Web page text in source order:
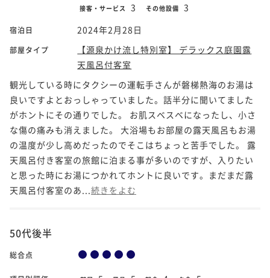
接客・サービス 3 その他設備 3
宿泊日 2024年2月28日
部屋タイプ
【源泉かけ流し特別室】 デラックス庭園露
天風呂付客室
観光している時にタクシーの運転手さんが磐梯熱海のお湯は
良いですよとおっしゃっていました。話半分に聞いてました
がホントにその通りでした。 お肌スベスベになったし、小さ
な傷の痛みも消えました。 大浴場もお部屋の露天風呂もお湯
の温度が少し高めだったのでそこはちょっと苦手でした。 露
天風呂付き客室の旅館に泊まる事が多いのですが、入りたい
と思った時にお湯につかれてホントに良いです。まだまだ露
天風呂付客室のあ... 続きをよむ
50代後半
総合点